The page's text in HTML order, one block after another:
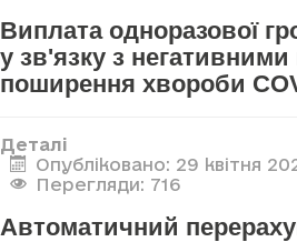
Виплата одноразової
у зв'язку з негативними
поширення хвороби
Деталі
Опубліковано: 29 квітня
Перегляди: 716
Автоматичний